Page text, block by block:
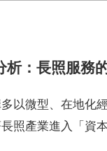
析：長照服務
以微型、在地化
照產業進入「資